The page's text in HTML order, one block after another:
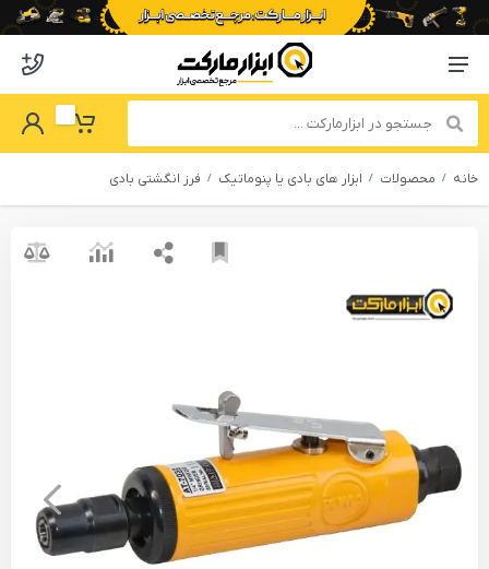
Menu Navigation
My Basket
Password
خانه محصولات ابزار های بادی یا پنوماتیک فرز انگشتی بادی